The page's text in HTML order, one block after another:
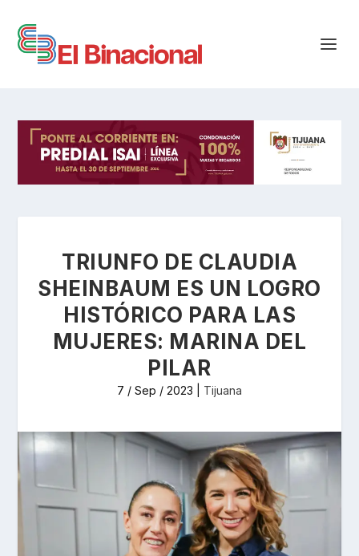
TRIUNFO DE CLAUDIA
SHEINBAUM ES UN LOGRO
HISTÓRICO PARA LAS
MUJERES: MARINA DEL
PILAR
7 / Sep / 2023 Tijuana